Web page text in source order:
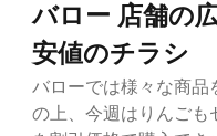
バロー 店舗の
安値のチラシ
バローでは様々な商品
の上、今週はりんご